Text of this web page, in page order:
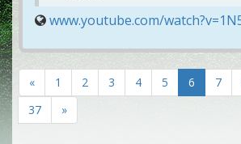
www.youtube.com/
« 1 2 3 4 5 6 7
37
»